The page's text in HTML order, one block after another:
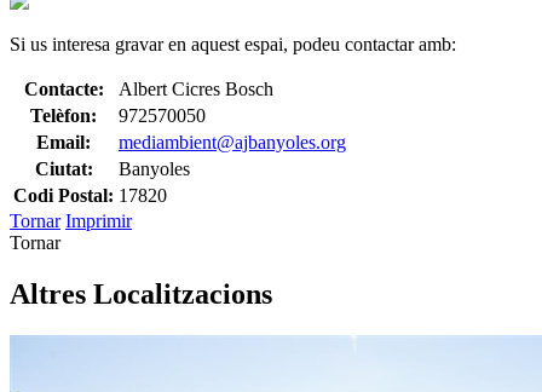
Si us interesa gravar en aquest espai, podeu contactar amb:
Contacte:
Albert Cicres Bosch
Telèfon:
972570050
Email:
mediambient@ajbanyoles.org
Ciutat:
Banyoles
Codi Postal: 17820
Tornar Imprimir
Tornar
Altres Localitzacions